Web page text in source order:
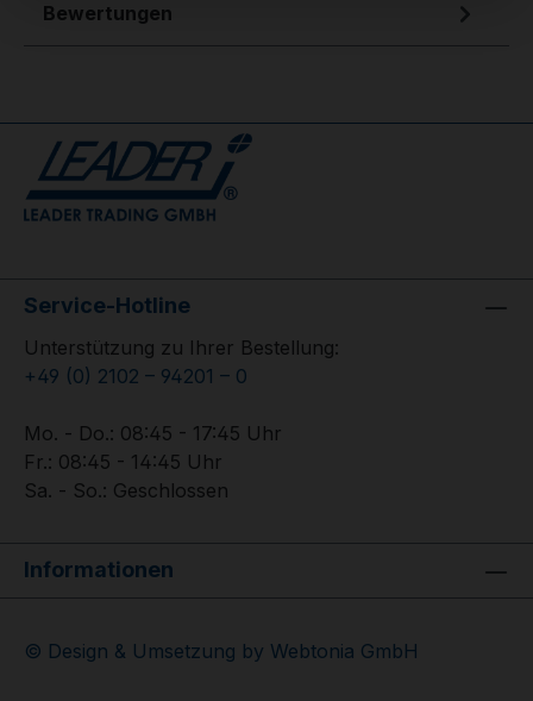
Bewertungen
Service-Hotline
Unterstützung zu Ihrer Bestellung:
+49 (0) 2102 – 94201 – 0
Mo. - Do.: 08:45 - 17:45 Uhr
Fr.: 08:45 - 14:45 Uhr
Sa. - So.: Geschlossen
Informationen
© Design & Umsetzung by Webtonia GmbH